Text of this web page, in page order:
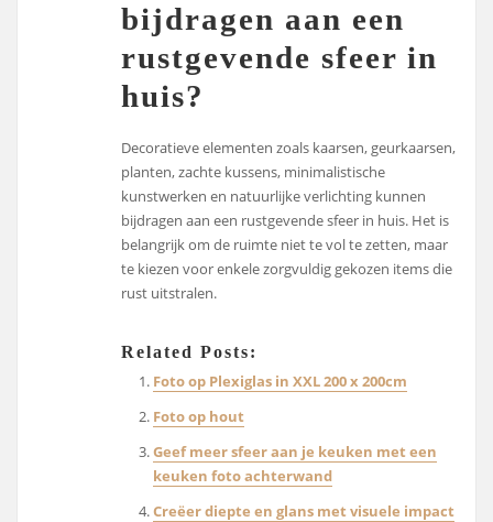
bijdragen aan een
rustgevende sfeer in
huis?
Decoratieve elementen zoals kaarsen, geurkaarsen,
planten, zachte kussens, minimalistische
kunstwerken en natuurlijke verlichting kunnen
bijdragen aan een rustgevende sfeer in huis. Het is
belangrijk om de ruimte niet te vol te zetten, maar
te kiezen voor enkele zorgvuldig gekozen items die
rust uitstralen.
Related Posts:
Foto op Plexiglas in XXL 200 x 200cm
Foto op hout
Geef meer sfeer aan je keuken met een
keuken foto achterwand
Creëer diepte en glans met visuele impact